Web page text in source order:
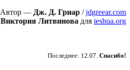
Автор — Дж. Д. Гриар /jdgreear.com
Виктория Литвинова для ieshua.org
Последнее: 12.07. Спасибо!